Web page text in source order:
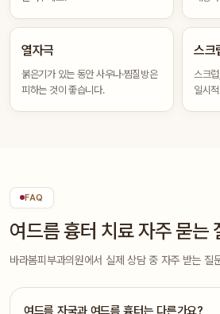
열자극
붉은기가 있는 동안 사우나·찜질방은
피하는 것이 좋습니다.
스크
스크
일시
FAQ
여드름 흉터 치료 자주 묻는
바라봄피부과의원에서 실제 상담 중 자주 받는 질
여드름 자국과 여드름 흉터는 다른가요?